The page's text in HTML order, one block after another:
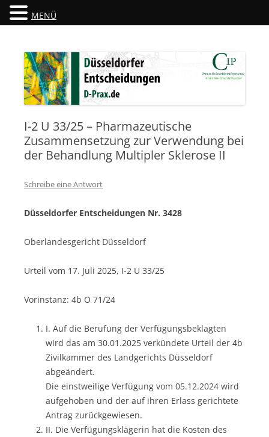
Düsseldorfer Entscheidungen
I-2 U 33/25 – Pharmazeutische
Zusammensetzung zur Verwendung bei
der Behandlung Multipler Sklerose II
Schreibe eine Antwort
Düsseldorfer Entscheidungen Nr. 3428
Oberlandesgericht Düsseldorf
Urteil vom 17. Juli 2025, I-2 U 33/25
Vorinstanz: 4b O 71/24
I. Auf die Berufung der Verfügungsbeklagten
wird das am 30.01.2025 verkündete Urteil der 4b
Zivilkammer des Landgerichts Düsseldorf
abgeändert.
Die einstweilige Verfügung vom 05.12.2024 wird
aufgehoben und der auf ihren Erlass gerichtete
Antrag zurückgewiesen.
II. Die Verfügungsklägerin hat die Kosten des
MENÜ